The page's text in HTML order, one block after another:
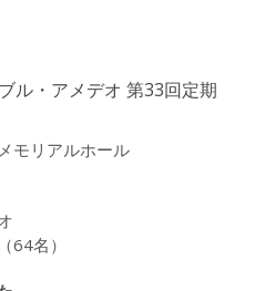
・アメデオ 第33回定期
モリアルホール
64名）